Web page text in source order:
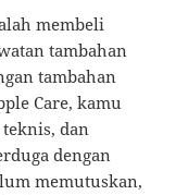
membeli
tambahan
tambahan
Care, kamu
dan
dengan
memutuskan,